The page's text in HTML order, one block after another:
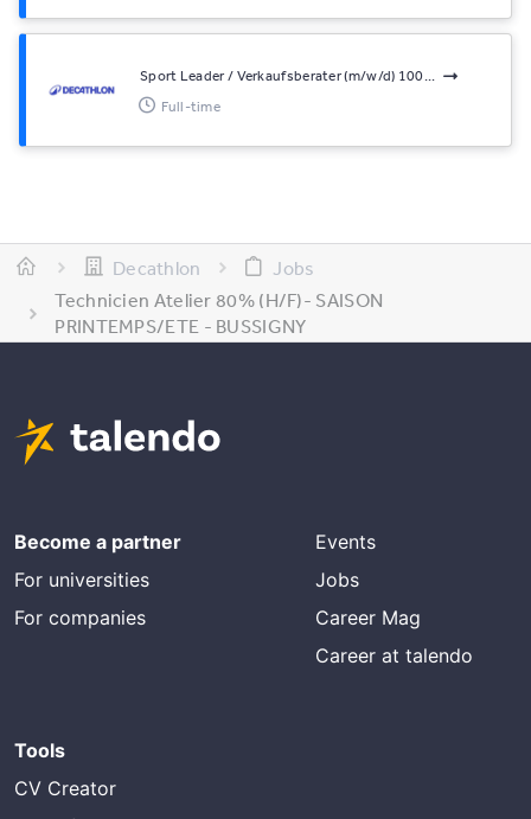
Sport Leader / Verkaufsberater (m/w/d) 100...
Full-time
Decathlon
Jobs
Technicien Atelier 80% (H/F)- SAISON
PRINTEMPS/ETE - BUSSIGNY
Become a partner
For universities
For companies
Events
Jobs
Career Mag
Career at talendo
Tools
CV Creator